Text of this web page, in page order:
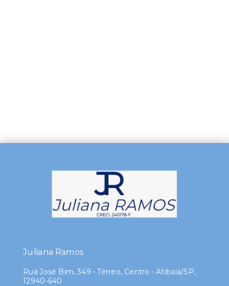
Juliana Ramos
Rua José Bim, 349 - Térreo, Centro - Atibaia/SP,
12940-640